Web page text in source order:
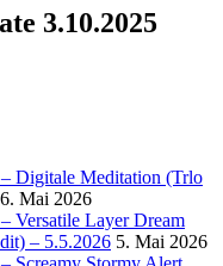
–
Love
Remix)
3.10.2025
Digitale Meditation (Trlo
6. Mai 2026
Versatile Layer Dream
– 5.5.2026 5. Mai 2026